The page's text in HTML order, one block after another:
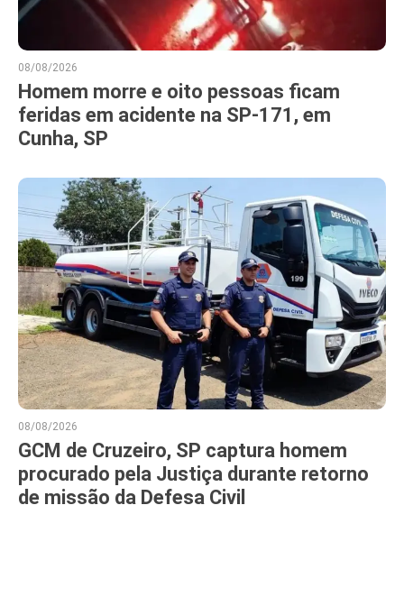
08/08/2026
Homem morre e oito pessoas ficam
feridas em acidente na SP-171, em
Cunha, SP
08/08/2026
GCM de Cruzeiro, SP captura homem
procurado pela Justiça durante retorno
de missão da Defesa Civil